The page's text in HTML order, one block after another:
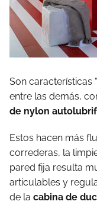
Son características
entre las demás,
de nylon
Estos hacen más
correderas, la
pared fija resulta
articulables y
de la cabina de